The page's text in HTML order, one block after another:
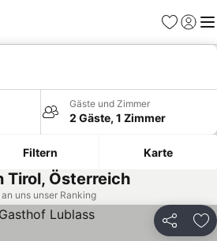
Favoriten
Gäste und Zimmer
2 Gäste, 1 Zimmer
Filtern Karte
Tirol, Österreich
uns unser Ranking
Teilen